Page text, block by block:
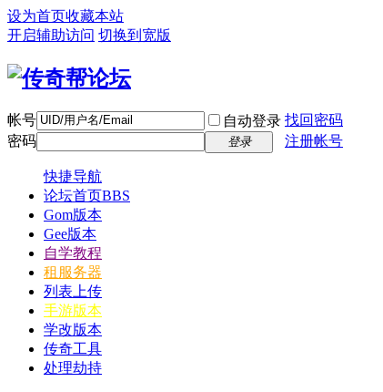
设为首页收藏本站
开启辅助访问 切换到宽版
帐号 自动登录 找回密码
密码
登录 注册帐号
快捷导航
论坛首页BBS
Gom版本
Gee版本
自学教程
租服务器
列表上传
手游版本
学改版本
传奇工具
处理劫持